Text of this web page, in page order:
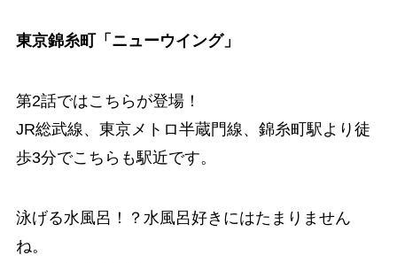
東京錦糸町「ニューウイング」
第2話ではこちらが登場！
JR総武線、東京メトロ半蔵門線、錦糸町駅より徒
歩3分でこちらも駅近です。
泳げる水風呂！？水風呂好きにはたまりません
ね。